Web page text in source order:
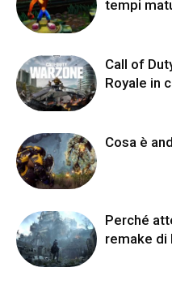
tempi
Call of
Royale in
Cosa è
Perché
remake di